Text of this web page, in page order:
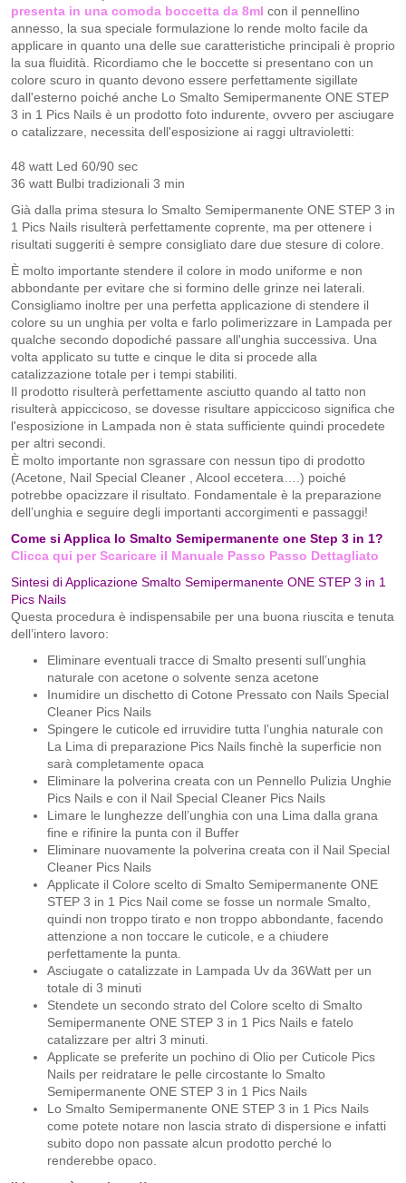
presenta in una comoda boccetta da 8ml con il pennellino
annesso, la sua speciale formulazione lo rende molto facile da
applicare in quanto una delle sue caratteristiche principali è proprio
la sua fluidità. Ricordiamo che le boccette si presentano con un
colore scuro in quanto devono essere perfettamente sigillate
dall'esterno poiché anche Lo Smalto Semipermanente ONE STEP
3 in 1 Pics Nails è un prodotto foto indurente, ovvero per asciugare
o catalizzare, necessita dell'esposizione ai raggi ultravioletti:
48 watt Led 60/90 sec
36 watt Bulbi tradizionali 3 min​
Già dalla prima stesura lo Smalto Semipermanente ONE STEP 3 in
1 Pics Nails risulterà perfettamente coprente, ma per ottenere i
risultati suggeriti è sempre consigliato dare due stesure di colore.
È molto importante stendere il colore in modo uniforme e non
abbondante per evitare che si formino delle grinze nei laterali.
Consigliamo inoltre per una perfetta applicazione di stendere il
colore su un unghia per volta e farlo polimerizzare in Lampada per
qualche secondo dopodiché passare all'unghia successiva. Una
volta applicato su tutte e cinque le dita si procede alla
catalizzazione totale per i tempi stabiliti.
Il prodotto risulterà perfettamente asciutto quando al tatto non
risulterà appiccicoso, se dovesse risultare appiccicoso significa che
l'esposizione in Lampada non è stata sufficiente quindi procedete
per altri secondi.
È molto importante non sgrassare con nessun tipo di prodotto
(Acetone, Nail Special Cleaner , Alcool eccetera….) poiché
potrebbe opacizzare il risultato. Fondamentale è la preparazione
dell’unghia e seguire degli importanti accorgimenti e passaggi!
Come si Applica lo Smalto Semipermanente one Step 3 in 1?
Clicca qui per Scaricare il Manuale Passo Passo Dettagliato
Sintesi di Applicazione Smalto Semipermanente ONE STEP 3 in 1
Pics Nails
Questa procedura è indispensabile per una buona riuscita e tenuta
dell’intero lavoro:
Eliminare eventuali tracce di Smalto presenti sull’unghia
naturale con acetone o solvente senza acetone
Inumidire un dischetto di Cotone Pressato con Nails Special
Cleaner Pics Nails
Spingere le cuticole ed irruvidire tutta l’unghia naturale con
La Lima di preparazione Pics Nails finchè la superficie non
sarà completamente opaca
Eliminare la polverina creata con un Pennello Pulizia Unghie
Pics Nails e con il Nail Special Cleaner Pics Nails
Limare le lunghezze dell’unghia con una Lima dalla grana
fine e rifinire la punta con il Buffer
Eliminare nuovamente la polverina creata con il Nail Special
Cleaner Pics Nails
Applicate il Colore scelto di Smalto Semipermanente ONE
STEP 3 in 1 Pics Nail come se fosse un normale Smalto,
quindi non troppo tirato e non troppo abbondante, facendo
attenzione a non toccare le cuticole, e a chiudere
perfettamente la punta.
Asciugate o catalizzate in Lampada Uv da 36Watt per un
totale di 3 minuti
Stendete un secondo strato del Colore scelto di Smalto
Semipermanente ONE STEP 3 in 1 Pics Nails e fatelo
catalizzare per altri 3 minuti.
Applicate se preferite un pochino di Olio per Cuticole Pics
Nails per reidratare le pelle circostante lo Smalto
Semipermanente ONE STEP 3 in 1 Pics Nails
Lo Smalto Semipermanente ONE STEP 3 in 1 Pics Nails
come potete notare non lascia strato di dispersione e infatti
subito dopo non passate alcun prodotto perché lo
renderebbe opaco.